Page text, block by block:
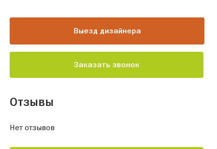
Выезд дизайнера
Заказать звонок
Отзывы
Нет отзывов